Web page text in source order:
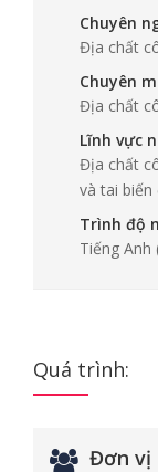
Chuyên
Địa chất
Chuyên
Địa chất
Lĩnh vực
Địa chất
và tai
Trình độ
Tiếng Anh
Quá trình:
Đơn vị